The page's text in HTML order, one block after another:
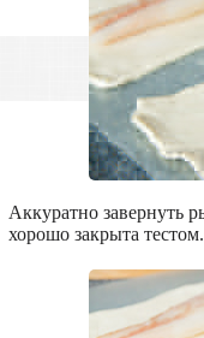
Аккуратно завернуть
хорошо закрыта тестом.